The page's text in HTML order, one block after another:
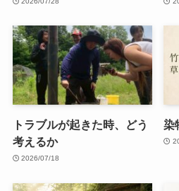
トラブルが起きた時、どう
考えるか
2026/07/18
染